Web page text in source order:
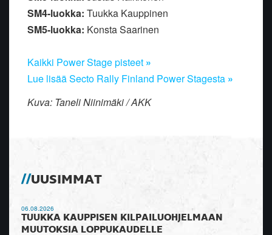
SM4-luokka: Tuukka Kauppinen
SM5-luokka: Konsta Saarinen
Kaikki Power Stage pisteet »
Lue lisää Secto Rally Finland Power Stagesta »
Kuva: Taneli Niinimäki / AKK
UUSIMMAT
06.08.2026
TUUKKA KAUPPISEN KILPAILUOHJELMAAN
MUUTOKSIA LOPPUKAUDELLE